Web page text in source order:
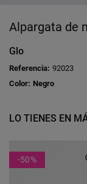
Alpargata de
Glo
Referencia: 92023
Color: Negro
LO TIENES EN
-50%